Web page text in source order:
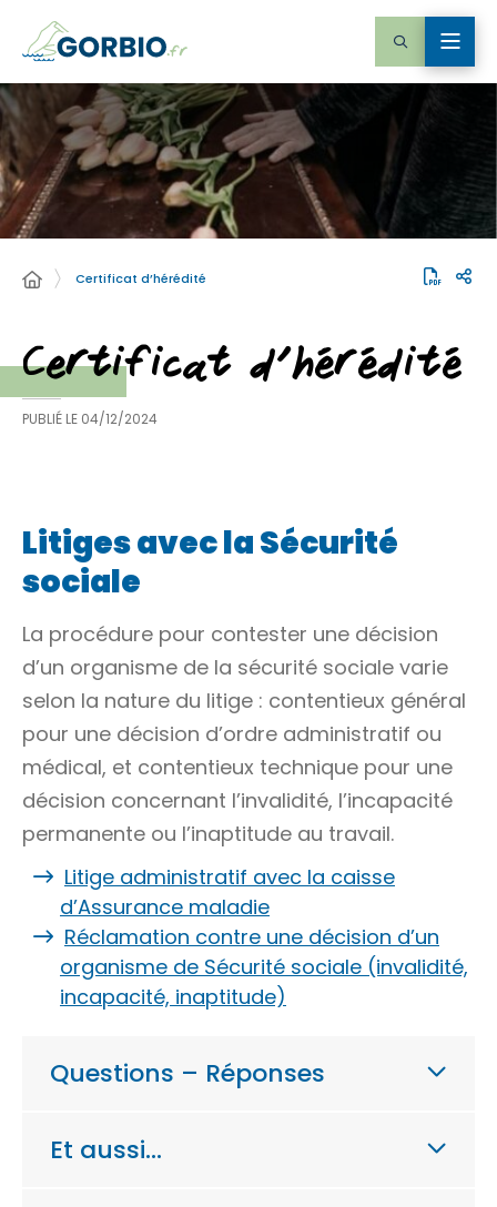
Certificat d’hérédité
Certificat d’hérédité
PUBLIÉ LE 04/12/2024
Litiges avec la Sécurité
sociale
La procédure pour contester une décision
d’un organisme de la sécurité sociale varie
selon la nature du litige : contentieux général
pour une décision d’ordre administratif ou
médical, et contentieux technique pour une
décision concernant l’invalidité, l’incapacité
permanente ou l’inaptitude au travail.
Litige administratif avec la caisse
d’Assurance maladie
Réclamation contre une décision d’un
organisme de Sécurité sociale (invalidité,
incapacité, inaptitude)
Questions – Réponses
Et aussi…